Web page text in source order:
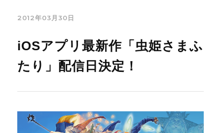
2012年03月30日
iOSアプリ最新作「虫姫さまふ
たり」配信日決定！